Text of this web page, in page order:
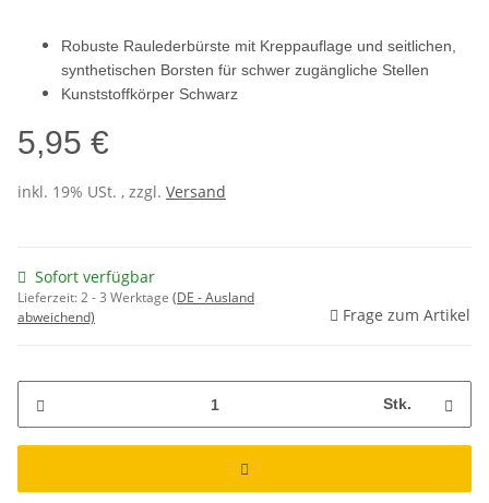
Robuste Raulederbürste mit Kreppauflage und seitlichen,
synthetischen Borsten für schwer zugängliche Stellen
Kunststoffkörper Schwarz
5,95 €
inkl. 19% USt. , zzgl. Versand
Sofort verfügbar
Lieferzeit:2 - 3 Werktage (DE - Ausland
abweichend)
Frage zum Artikel
Stk.